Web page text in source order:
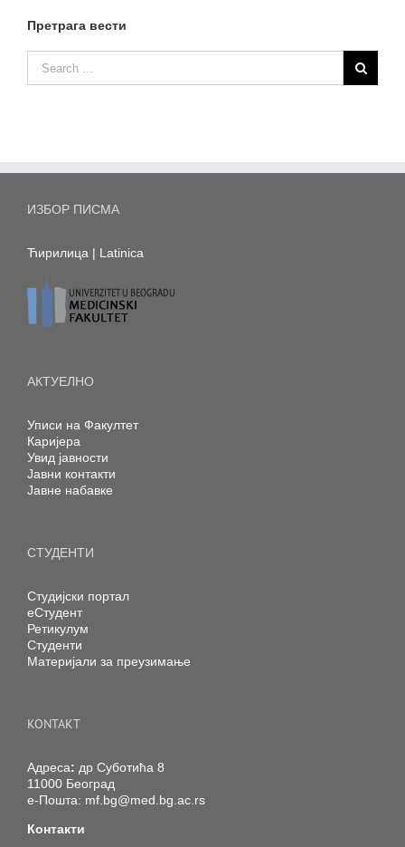
Претрага вести
ИЗБОР ПИСМА
Ћирилица | Latinica
АКТУЕЛНО
Уписи на Факултет
Каријера
Увид јавности
Јавни контакти
Јавне набавке
СТУДЕНТИ
Студијски портал
еСтудент
Ретикулум
Студенти
Материјали за преузимање
KONTAKT
Адреса: др Суботића 8
11000 Београд
е-Пошта: mf.bg@med.bg.ac.rs
Контакти